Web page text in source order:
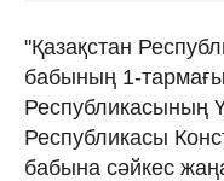
"Қазақстан
бабының 1-
Республикасының
Республикасы
бабына сәйкес